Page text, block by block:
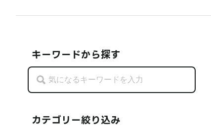
キーワードから探す
カテゴリー絞り込み